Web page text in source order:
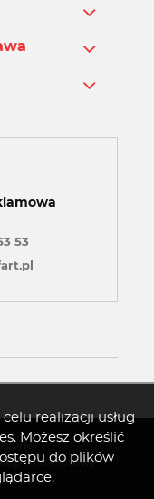
realizacji usług
Możesz określić
do plików
53
internetowy